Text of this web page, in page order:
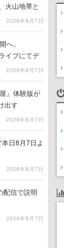
火山地帯と
2026年8月7日
へ。
イブにてデ
2026年8月7日
』体験版が
出す
2026年8月7日
日8月7日よ
2026年8月7日
配信で説明
2026年8月7日